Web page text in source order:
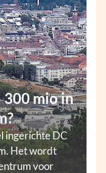
300 mio in
ingerichte DC
Het wordt
voor